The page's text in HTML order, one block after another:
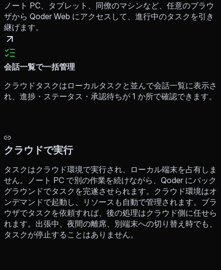
ノート PC、タブレット、同僚のマシンなど、任意のブラウ
ザから Qoder Web にアクセスして、進行中のタスクを引き
継げます。
会話一覧で一括管理
クラウドタスクはローカルタスクと並んで会話一覧に表示さ
れ、進捗・ステータス・承認待ちが 1 か所で確認できます。
クラウドで実行
タスクはクラウド環境で実行され、ローカル端末を占有しま
せん。ノート PC で別の作業を続けながら、Qoder にバック
グラウンドでタスクを完遂させられます。クラウド環境はオ
ンデマンドで起動し、リソースも自動で管理されます。ブラ
ウザでタスクを依頼すれば、後の処理はクラウド側に任せら
れます。出張中、夜間の離席、別端末への切り替え時でも、
タスクが停止することはありません。